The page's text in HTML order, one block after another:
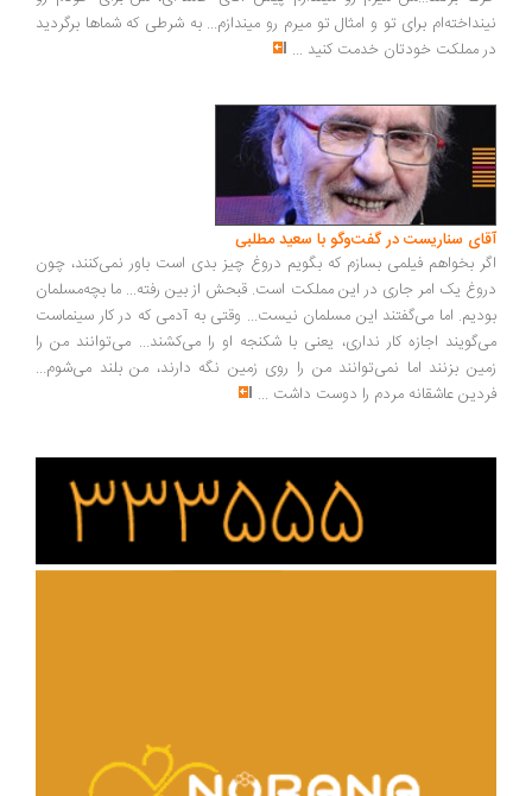
نینداخته‌ام برای تو و امثال تو میرم رو میندازم... به شرطی که شماها برگردید
در مملکت خودتان خدمت کنید ...
آقای سناریست در گفت‌وگو با سعید مطلبی
اگر بخواهم فیلمی بسازم که بگویم دروغ چیز بدی است باور نمی‌کنند، چون
دروغ یک امر جاری در این مملکت است. قبحش از بین رفته... ما بچه‌مسلمان
بودیم. اما می‌گفتند این مسلمان نیست... وقتی به آدمی که در کار سینماست
می‌گویند اجازه کار نداری، یعنی با شکنجه او را می‌کشند... می‌توانند من را
زمین بزنند اما نمی‌توانند من را روی زمین نگه دارند، من بلند می‌شوم...
فردین عاشقانه مردم را دوست داشت ...